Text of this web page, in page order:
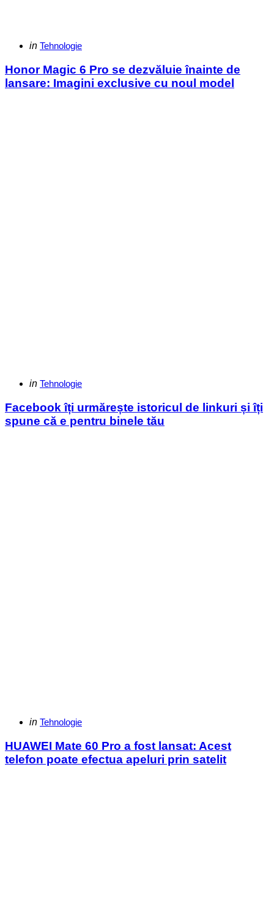
Categories
Posted
in Tehnologie
Honor Magic 6 Pro se dezvăluie înainte de
lansare: Imagini exclusive cu noul model
Categories
Posted
in Tehnologie
Facebook îți urmărește istoricul de linkuri și îți
spune că e pentru binele tău
Categories
Posted
in Tehnologie
HUAWEI Mate 60 Pro a fost lansat: Acest
telefon poate efectua apeluri prin satelit